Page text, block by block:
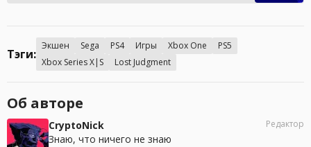
Тэги:
Экшен Sega PS4 Игры Xbox One
PS5
Xbox Series X|S
Lost Judgment
Об авторе
CryptoNick
Знаю, что ничего не знаю
Редактор